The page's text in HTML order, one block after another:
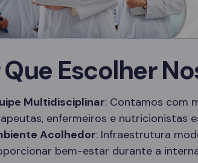
Que Escolher
Multidisciplinar: Contamos com
enfermeiros e nutricionistas
Acolhedor: Infraestrutura
bem-estar durante a